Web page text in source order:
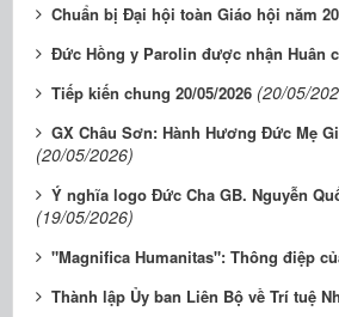
Chuẩn bị Đại hội toàn Giáo hội năm
Đức Hồng y Parolin được nhận Huân
Tiếp kiến chung 20/05/2026 (20/05/
GX Châu Sơn: Hành Hương Đức Mẹ
(20/05/2026)
Ý nghĩa logo Đức Cha GB. Nguyễn
(19/05/2026)
"Magnifica Humanitas": Thông điệp
Thành lập Ủy ban Liên Bộ về Trí tuệ